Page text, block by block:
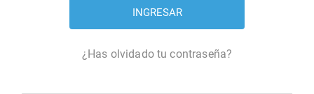
¿Has olvidado tu contraseña?